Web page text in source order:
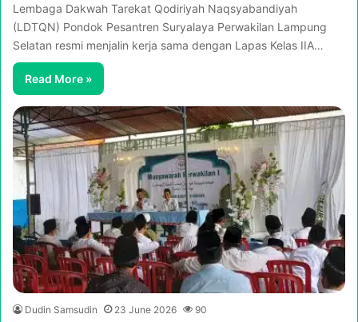
Lembaga Dakwah Tarekat Qodiriyah Naqsyabandiyah
(LDTQN) Pondok Pesantren Suryalaya Perwakilan Lampung
Selatan resmi menjalin kerja sama dengan Lapas Kelas IIA…
Read More »
Dudin Samsudin 23 June 2026 90